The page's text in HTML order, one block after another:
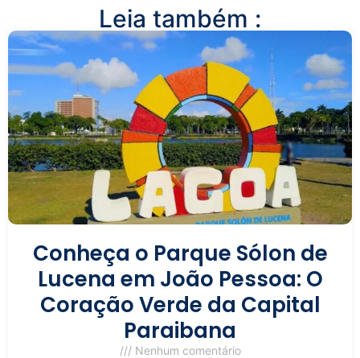
Leia também :
Conheça o Parque Sólon de
Lucena em João Pessoa: O
Coração Verde da Capital
Paraibana
Nenhum comentário